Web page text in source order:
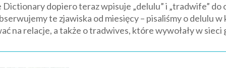
dopiero teraz wpisuje „delulu” i „tradwife” do
te zjawiska od miesięcy – pisaliśmy o delulu
na relacje, a także o tradwives, które wywołały w